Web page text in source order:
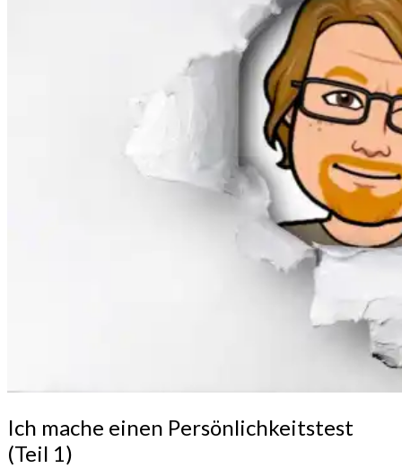
Ich
mache
einen
Ich mache einen Persönlichkeitstest
(Teil 1)